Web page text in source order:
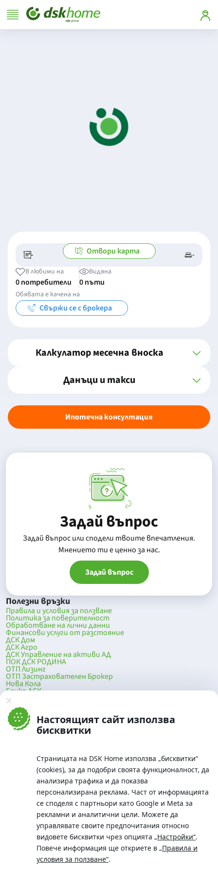
Настоящият сайт използва
бисквитки
Страницата на DSK Home използва „бисквитки“
(cookies), за да подобри своята функционалност, да
анализира трафика и да показва
персонализирана реклама. Част от информацията
се споделя с партньори като Google и Meta за
рекламни и аналитични цели. Можете да
управлявате своите предпочитания относно
видовете бисквитки чрез опцията „Настройки“.
Повече информация ще откриете в „Правила и
условия за ползване“.
- -/- -
Отвори карта
В любими на
0 потребители
Видяна
0 пъти
Обявата е качена на
Свържи се с брокера
Калкулатор месечна вноска
Данъци и такси
Ипотечна консултация
Задай въпрос
Задай въпрос или сподели твоите впечатления.
Mнението ти е ценно за нас.
Задай въпрос
Полезни връзки
Правила и условия за ползване
Политика за поверителност
Обработване на лични данни
Финансови услуги от разстояние
ДСК Дом
ДСК Агро
ДСК Управление на активи АД
ПОК ДСК РОДИНА
ОТП Лизинг
ОТП Застрахователен Брокер
Нова Кола
Банка ДСК
DSK Mobile
Оферти за продажба от Банка ДСК
Клонова мрежа и банкомати
До началото на страницата
Телефон:
0700 10 375 / *2375
Московска No.19 / ул. Г. Бенковски No. 5, София 1036
SWIFT/BIC: